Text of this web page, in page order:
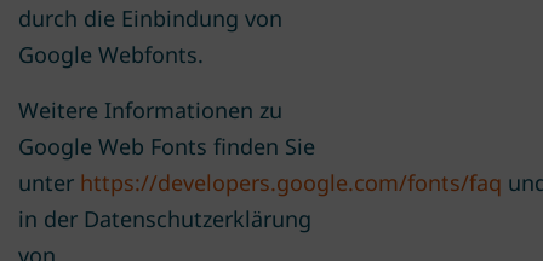
durch die Einbindung von
Google Webfonts.
Weitere Informationen zu
Google Web Fonts finden Sie
unter https://developers.google.com/fonts/faq
in der Datenschutzerklärung
von